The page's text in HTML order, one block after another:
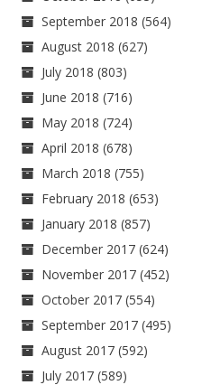
September 2018 (564)
August 2018 (627)
July 2018 (803)
June 2018 (716)
May 2018 (724)
April 2018 (678)
March 2018 (755)
February 2018 (653)
January 2018 (857)
December 2017 (624)
November 2017 (452)
October 2017 (554)
September 2017 (495)
August 2017 (592)
July 2017 (589)